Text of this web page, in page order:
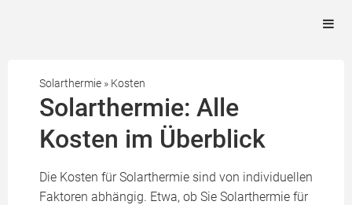
Solarthermie » Kosten
Solarthermie: Alle
Kosten im Überblick
Die Kosten für Solarthermie sind von individuellen
Faktoren abhängig. Etwa, ob Sie Solarthermie für